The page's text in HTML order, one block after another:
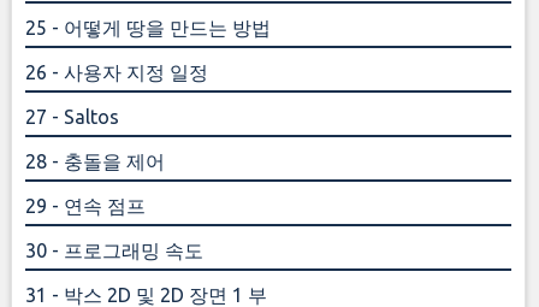
25 - 어떻게 땅을 만드는 방법
26 - 사용자 지정 일정
27 - Saltos
28 - 충돌을 제어
29 - 연속 점프
30 - 프로그래밍 속도
31 - 박스 2D 및 2D 장면 1 부